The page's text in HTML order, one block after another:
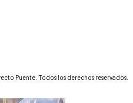
Puente. Todos los derechos reservados.